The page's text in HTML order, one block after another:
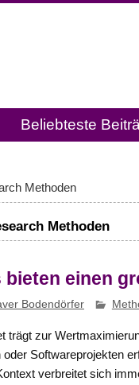
ist ein
Beliebteste
Methoden
Methoden
bieten einen
Bodendörfer
trägt zur
Softwareprojekten
verbreitet sich